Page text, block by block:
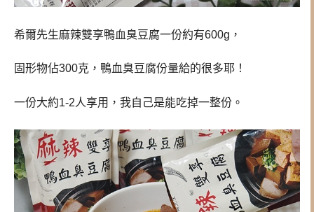
希爾先生麻辣雙享鴨血臭豆腐一份約有600g，
固形物佔300克，鴨血臭豆腐份量給的很多耶！
一份大約1-2人享用，我自己是能吃掉一整份。